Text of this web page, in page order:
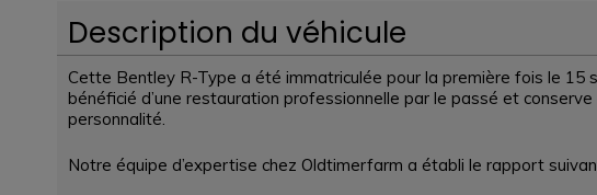
Description du véhicule
Cette Bentley R-Type a été immatriculée pour la première fois le
bénéficié d’une restauration professionnelle par le passé et
personnalité.
Notre équipe d’expertise chez Oldtimerfarm a établi le rapport